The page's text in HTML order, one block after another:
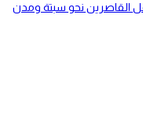
القاصرين نحو سبتة ومدن